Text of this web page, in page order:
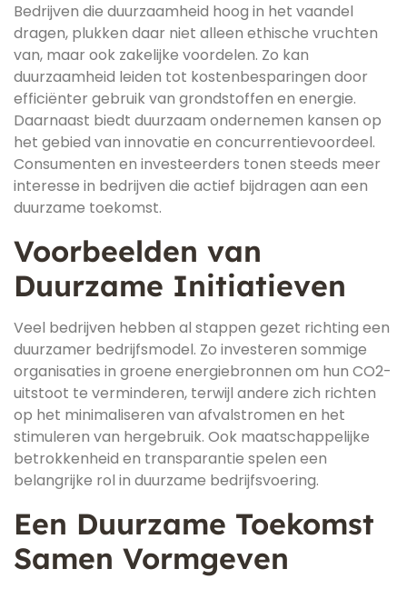
Bedrijven die duurzaamheid hoog in het vaandel
dragen, plukken daar niet alleen ethische vruchten
van, maar ook zakelijke voordelen. Zo kan
duurzaamheid leiden tot kostenbesparingen door
efficiënter gebruik van grondstoffen en energie.
Daarnaast biedt duurzaam ondernemen kansen op
het gebied van innovatie en concurrentievoordeel.
Consumenten en investeerders tonen steeds meer
interesse in bedrijven die actief bijdragen aan een
duurzame toekomst.
Voorbeelden van
Duurzame Initiatieven
Veel bedrijven hebben al stappen gezet richting een
duurzamer bedrijfsmodel. Zo investeren sommige
organisaties in groene energiebronnen om hun CO2-
uitstoot te verminderen, terwijl andere zich richten
op het minimaliseren van afvalstromen en het
stimuleren van hergebruik. Ook maatschappelijke
betrokkenheid en transparantie spelen een
belangrijke rol in duurzame bedrijfsvoering.
Een Duurzame Toekomst
Samen Vormgeven